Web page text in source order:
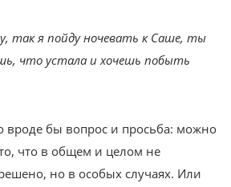
так я пойду ночевать к Саше, ты
что устала и хочешь побыть
вроде бы вопрос и просьба: можно
что в общем и целом не
но в особых случаях. Или